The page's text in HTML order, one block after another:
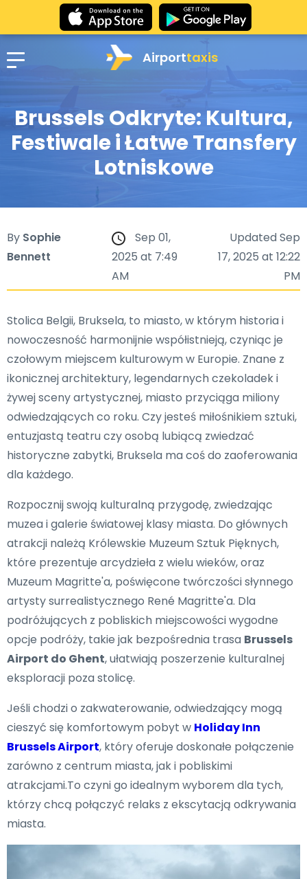
Airporttaxis
Brussels Odkryte: Kultura,
Festiwale i Łatwe Transfery
Lotniskowe
By Sophie
Bennett
Sep 01,
2025 at 7:49
AM
Updated Sep
17, 2025 at 12:22
PM
Stolica Belgii, Bruksela, to miasto, w którym historia i
nowoczesność harmonijnie współistnieją, czyniąc je
czołowym miejscem kulturowym w Europie. Znane z
ikonicznej architektury, legendarnych czekoladek i
żywej sceny artystycznej, miasto przyciąga miliony
odwiedzających co roku. Czy jesteś miłośnikiem sztuki,
entuzjastą teatru czy osobą lubiącą zwiedzać
historyczne zabytki, Bruksela ma coś do zaoferowania
dla każdego.
Rozpocznij swoją kulturalną przygodę, zwiedzając
muzea i galerie światowej klasy miasta. Do głównych
atrakcji należą Królewskie Muzeum Sztuk Pięknych,
które prezentuje arcydzieła z wielu wieków, oraz
Muzeum Magritte'a, poświęcone twórczości słynnego
artysty surrealistycznego René Magritte'a. Dla
podróżujących z pobliskich miejscowości wygodne
opcje podróży, takie jak bezpośrednia trasa Brussels
Airport do Ghent, ułatwiają poszerzenie kulturalnej
eksploracji poza stolicę.
Jeśli chodzi o zakwaterowanie, odwiedzający mogą
cieszyć się komfortowym pobyt w Holiday Inn
Brussels Airport, który oferuje doskonałe połączenie
zarówno z centrum miasta, jak i pobliskimi
atrakcjami.To czyni go idealnym wyborem dla tych,
którzy chcą połączyć relaks z ekscytacją odkrywania
miasta.